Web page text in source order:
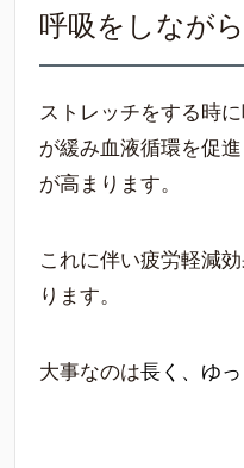
呼吸をしながら
ストレッチをする時
が緩み血液循環を促
が高まります。
これに伴い疲労軽減
ります。
大事なのは長く、ゆ